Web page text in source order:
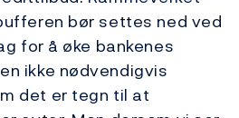
bør settes ned ved
for å øke bankenes
ikke nødvendigvis
det er tegn til at